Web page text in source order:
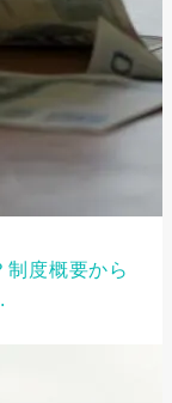
制度概要から